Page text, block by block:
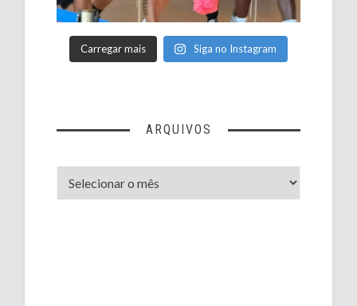
Carregar mais Siga no Instagram
ARQUIVOS